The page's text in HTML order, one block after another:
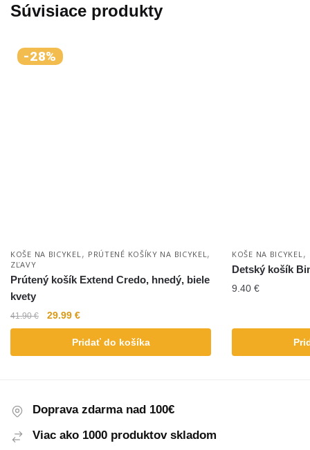
Súvisiace produkty
-28%
KOŠE NA BICYKEL , PRÚTENÉ KOŠÍKY NA BICYKEL ,
ZĽAVY
Prútený košík Extend Credo, hnedý, biele
kvety
41.90€ 29.99 €
Pridať do košíka
KOŠE NA BICYKEL ,
Detský košík
9.40 €
Doprava zdarma nad 100€
Viac ako 1000 produktov skladom